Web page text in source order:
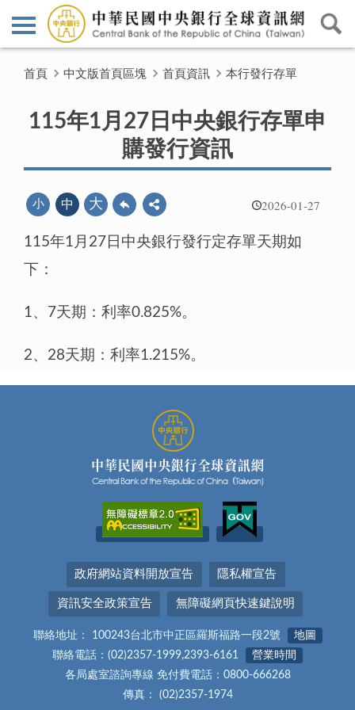
首頁 中文版首頁區塊 首頁資訊 本行發行存單
115年1月27日中央銀行存單申
購發行資訊
2026-01-27
小 中 大
115年1月27日中央銀行發行定存單天期如
下：
1、7天期：利率0.825%。
2、28天期：利率1.215%。
政府網站資料開放宣告 隱私權宣告
資訊安全政策宣告 無障礙網頁快速鍵說明
聯絡地址： 100243台北市中正區羅斯福路一段2號
地圖
聯絡電話：(02)2357-1999,2393-6161
營業時間
各局處室諮詢專線 免付費電話：0800-666268
傳真： (02)2357-1974